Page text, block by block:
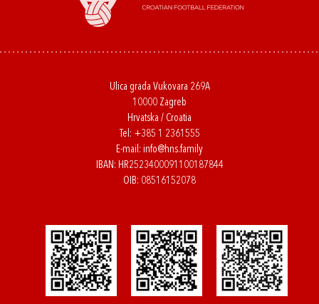
Ulica grada Vukovara 269A
10000 Zagreb
Hrvatska / Croatia
Tel: +385 1 2361555
E-mail: info@hns.family
IBAN: HR2523400091100187844
OIB: 08516152078